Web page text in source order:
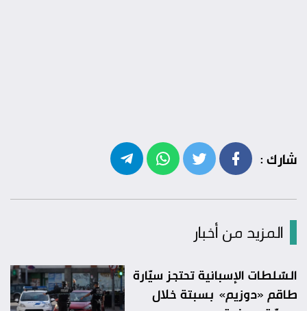
شارك :
المزيد من أخبار
السّلطات الإسبانية تحتجز سيّارة
طاقم «دوزيم» بسبتة خلال